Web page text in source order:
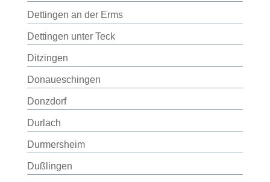
Dettingen an der Erms
Dettingen unter Teck
Ditzingen
Donaueschingen
Donzdorf
Durlach
Durmersheim
Dußlingen